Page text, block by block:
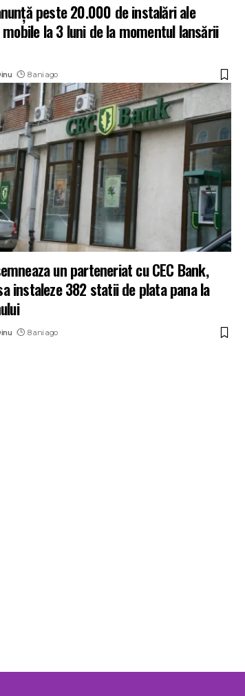
peste 20.000 de instalări ale
la 3 luni de la momentul lansării
8 ani ago
un parteneriat cu CEC Bank,
instaleze 382 statii de plata pana la
8 ani ago